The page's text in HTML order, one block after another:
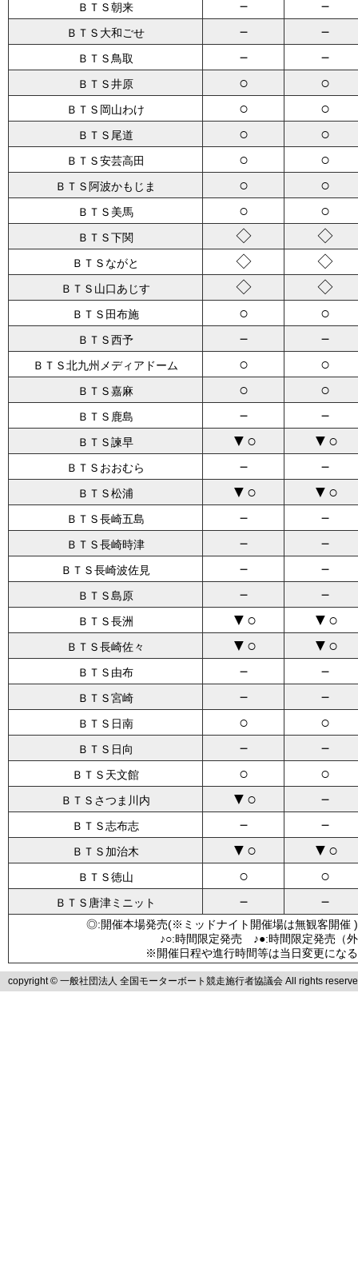
ＢＴＳ朝来 － －
ＢＴＳ大和ごせ － －
ＢＴＳ鳥取 － －
ＢＴＳ井原 ○ ○
ＢＴＳ岡山わけ ○ ○
ＢＴＳ尾道 ○ ○
ＢＴＳ安芸高田 ○ ○
ＢＴＳ阿波かもじま ○ ○
ＢＴＳ美馬 ○ ○
ＢＴＳ下関 ◇ ◇
ＢＴＳながと ◇ ◇
ＢＴＳ山口あじす ◇ ◇
ＢＴＳ田布施 ○ ○
ＢＴＳ西予 － －
ＢＴＳ北九州メディアドーム ○ ○
ＢＴＳ嘉麻 ○ ○
ＢＴＳ鹿島 － －
ＢＴＳ諫早 ▼○ ▼○
ＢＴＳおおむら － －
ＢＴＳ松浦 ▼○ ▼○
ＢＴＳ長崎五島 － －
ＢＴＳ長崎時津 － －
ＢＴＳ長崎波佐見 － －
ＢＴＳ島原 － －
ＢＴＳ長洲 ▼○ ▼○
ＢＴＳ長崎佐々 ▼○ ▼○
ＢＴＳ由布 － －
ＢＴＳ宮崎 － －
ＢＴＳ日南 ○ ○
ＢＴＳ日向 － －
ＢＴＳ天文館 ○ ○
ＢＴＳさつま川内 ▼○ －
ＢＴＳ志布志 － －
ＢＴＳ加治木 ▼○ ▼○
ＢＴＳ徳山 ○ ○
ＢＴＳ唐津ミニット － －
◎:開催本場発売(※ミッドナイト開催場は無観客
♪○:時間限定発売 ♪●:時間限定発売
※開催日程や進行時間等は当日変更にな
copyright © 一般社団法人 全国モーターボート競走施行者協議会 All rights